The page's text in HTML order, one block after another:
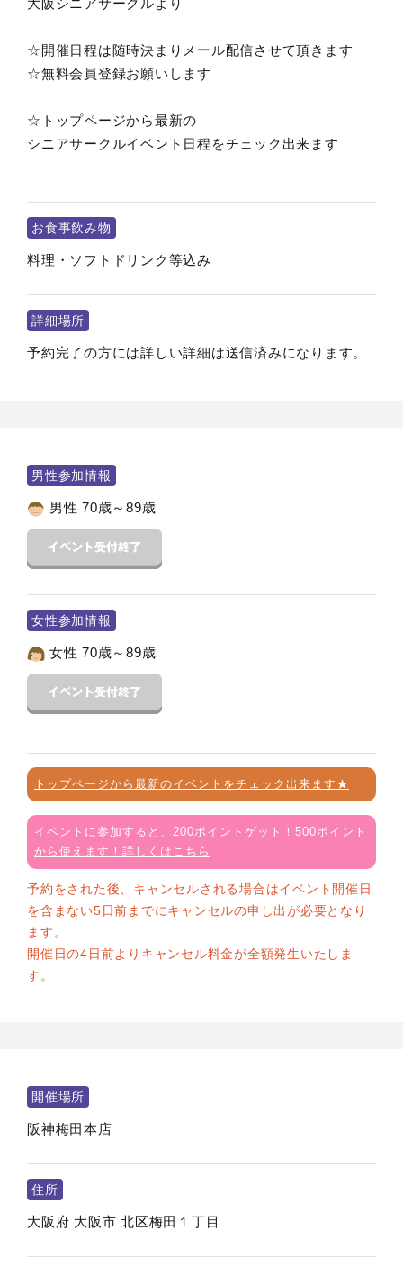
大阪シニアサークルより
☆開催日程は随時決まりメール配信させて頂きます
☆無料会員登録お願いします
☆トップページから最新の
シニアサークルイベント日程をチェック出来ます
お食事飲み物
料理・ソフトドリンク等込み
詳細場所
予約完了の方には詳しい詳細は送信済みになります。
男性参加情報
男性 70歳～89歳
女性参加情報
女性 70歳～89歳
トップページから最新のイベントをチェック出来ます★
イベントに参加すると、200ポイントゲット！500ポイント
から使えます！詳しくはこちら
予約をされた後、キャンセルされる場合はイベント開催日
を含まない5日前までにキャンセルの申し出が必要となり
ます。
開催日の4日前よりキャンセル料金が全額発生いたしま
す。
開催場所
阪神梅田本店
住所
大阪府 大阪市 北区梅田１丁目